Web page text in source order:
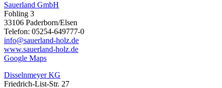
Sauerland GmbH
Fohling 3
33106 Paderborn/Elsen
Telefon: 05254-649777-0
info@sauerland-holz.de
www.sauerland-holz.de
Google Maps
Disselnmeyer KG
Friedrich-List-Str. 27